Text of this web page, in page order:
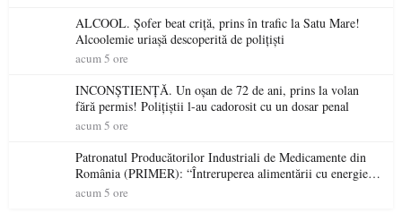
ALCOOL. Șofer beat criță, prins în trafic la Satu Mare!
Alcoolemie uriașă descoperită de polițiști
acum 5 ore
INCONȘTIENȚĂ. Un oșan de 72 de ani, prins la volan
fără permis! Polițiștii l-au cadorosit cu un dosar penal
acum 5 ore
Patronatul Producătorilor Industriali de Medicamente din
România (PRIMER): “Întreruperea alimentării cu energie
electrică a fabricilor de medicamente va pune în pericol
acum 5 ore